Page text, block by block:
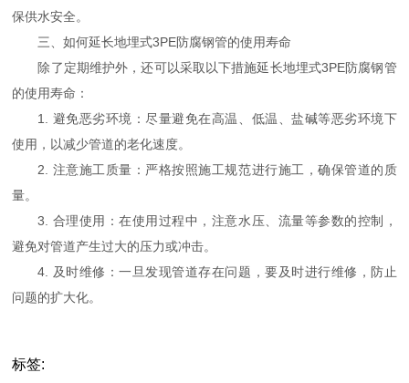
保供水安全。
三、如何延长地埋式3PE防腐钢管的使用寿命
除了定期维护外，还可以采取以下措施延长地埋式3PE防腐钢管
的使用寿命：
1. 避免恶劣环境：尽量避免在高温、低温、盐碱等恶劣环境下
使用，以减少管道的老化速度。
2. 注意施工质量：严格按照施工规范进行施工，确保管道的质
量。
3. 合理使用：在使用过程中，注意水压、流量等参数的控制，
避免对管道产生过大的压力或冲击。
4. 及时维修：一旦发现管道存在问题，要及时进行维修，防止
问题的扩大化。
标签: